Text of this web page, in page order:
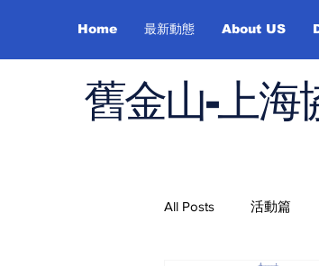
Home 最新動態 About US
舊金山-上海
All Posts 活動篇